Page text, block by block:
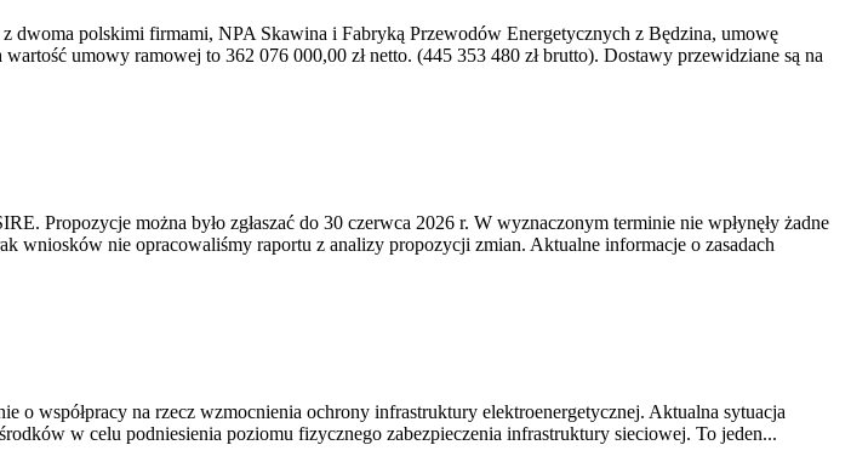
dwoma polskimi firmami, NPA Skawina i Fabryką Przewodów Energetycznych z Będzina, umowę
umowy ramowej to 362 076 000,00 zł netto. (445 353 480 zł brutto). Dostawy przewidziane są na
Propozycje można było zgłaszać do 30 czerwca 2026 r. W wyznaczonym terminie nie wpłynęły żadne
nie opracowaliśmy raportu z analizy propozycji zmian. Aktualne informacje o zasadach
współpracy na rzecz wzmocnienia ochrony infrastruktury elektroenergetycznej. Aktualna sytuacja
w celu podniesienia poziomu fizycznego zabezpieczenia infrastruktury sieciowej. To jeden...